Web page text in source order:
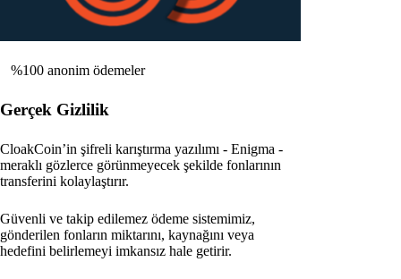
%100 anonim ödemeler
Gerçek Gizlilik
CloakCoin’in şifreli karıştırma yazılımı - Enigma -
meraklı gözlerce görünmeyecek şekilde fonlarının
transferini kolaylaştırır.
Güvenli ve takip edilemez ödeme sistemimiz,
gönderilen fonların miktarını, kaynağını veya
hedefini belirlemeyi imkansız hale getirir.